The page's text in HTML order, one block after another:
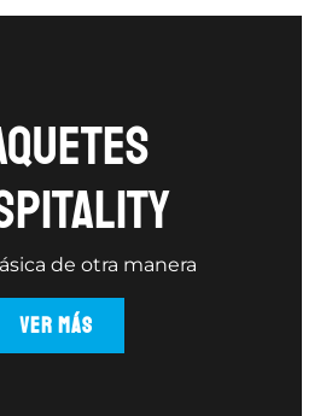
de otra manera
VER MÁS